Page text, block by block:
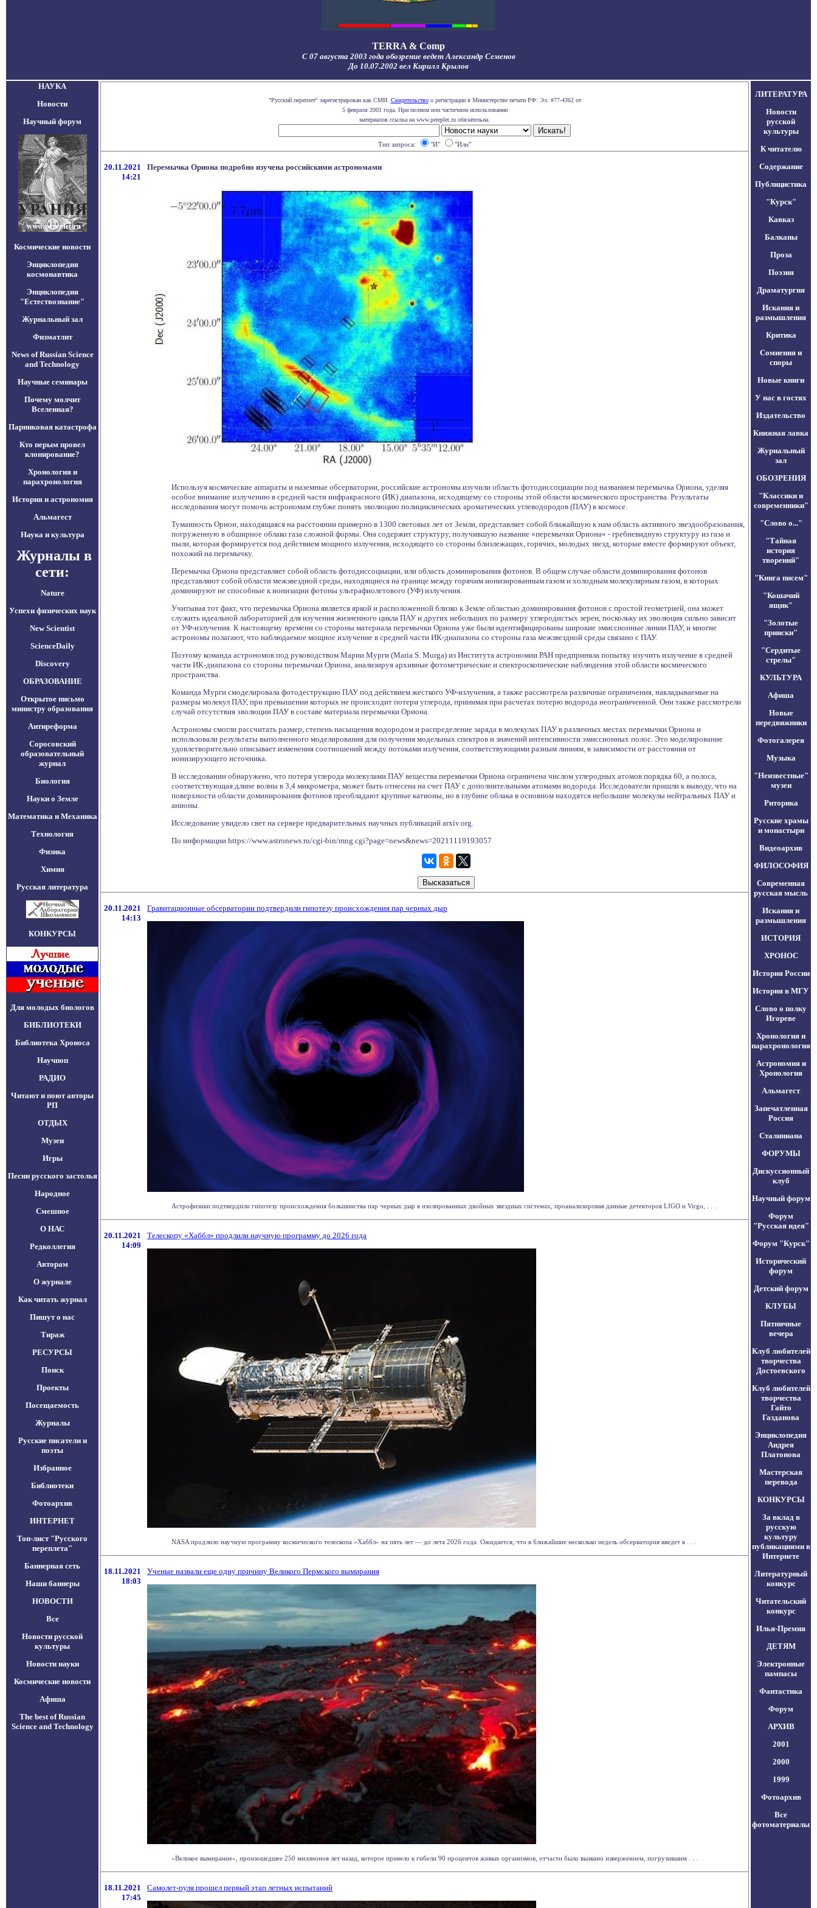
TERRA & Comp
С 07 августа 2003 года обозрение ведет Александр Семенов
До 10.07.2002 вел Кирилл Крылов
НАУКА
Новости
Научный форум
Космические новости
Энциклопедия
космонавтика
Энциклопедия
"Естествознание"
Журнальный зал
Физматлит
News of Russian Science
and Technology
Научные семинары
Почему молчит
Вселенная?
Парниковая катастрофа
Кто перым провел
клонирование?
Хронология и
парахронология
История и астрономия
Альмагест
Наука и культура
Журналы в
сети:
Nature
Успехи физических наук
New Scientist
ScienceDaily
Discovery
ОБРАЗОВАНИЕ
Открытое письмо
министру образования
Антиреформа
Соросовский
образовательный
журнал
Биология
Науки о Земле
Математика и Механика
Технология
Физика
Химия
Русская литература
КОНКУРСЫ
Для молодых биологов
БИБЛИОТЕКИ
Библиотека Хроноса
Научпоп
РАДИО
Читают и поют авторы
РП
ОТДЫХ
Музеи
Игры
Песни русского застолья
Народное
Смешное
О НАС
Редколлегия
Авторам
О журнале
Как читать журнал
Пишут о нас
Тираж
РЕСУРСЫ
Поиск
Проекты
Посещаемость
Журналы
Русские писатели и
поэты
Избранное
Библиотеки
Фотоархив
ИНТЕРНЕТ
Топ-лист "Русского
переплета"
Баннерная сеть
Наши баннеры
НОВОСТИ
Все
Новости русской
культуры
Новости науки
Космические новости
Афиша
The best of Russian
Science and Technology
"Русский переплет" зарегистрирован как СМИ. Свидетельствоо регистрации в Министерстве печати РФ: Эл. #77-4362 от
5 февраля 2001 года. При полном или частичном использовании
материалов ссылка на www.pereplet.ru обязательна.
Тип запроса: "И" "Или"
20.11.2021
14:21
Перемычка Ориона подробно изучена российскими астрономами
Используя космические аппараты и наземные обсерватории, российские астрономы изучили область фотодиссоциации под названием перемычка Ориона, уделяя
особое внимание излучению в средней части инфракрасного (ИК) диапазона, исходящему со стороны этой области космического пространства. Результаты
исследования могут помочь астрономам глубже понять эволюцию полициклических ароматических углеводородов (ПАУ) в космосе.
Туманность Орион, находящаяся на расстоянии примерно в 1300 световых лет от Земли, представляет собой ближайшую к нам область активного звездообразования,
погруженную в обширное облако газа сложной формы. Она содержит структуру, получившую название «перемычки Ориона» - гребневидную структуру из газа и
пыли, которая формируется под действием мощного излучения, исходящего со стороны близлежащих, горячих, молодых звезд, которые вместе формируют объект,
похожий на перемычку.
Перемычка Ориона представляет собой область фотодиссоциации, или область доминирования фотонов. В общем случае области доминирования фотонов
представляют собой области межзвездной среды, находящиеся на границе между горячим ионизированным газом и холодным молекулярным газом, в которых
доминируют не способные к ионизации фотоны ультрафиолетового (УФ) излучения.
Учитывая тот факт, что перемычка Ориона является яркой и расположенной близко к Земле областью доминирования фотонов с простой геометрией, она может
служить идеальной лабораторией для изучения жизненного цикла ПАУ и других небольших по размеру углеродистых зерен, поскольку их эволюция сильно зависит
от УФ-излучения. К настоящему времени со стороны материала перемычки Ориона уже были идентифицированы широкие эмиссионные линии ПАУ, и многие
астрономы полагают, что наблюдаемое мощное излучение в средней части ИК-диапазона со стороны газа межзвездной среды связано с ПАУ.
Поэтому команда астрономов под руководством Марии Мурги (Maria S. Murga) из Института астрономии РАН предприняла попытку изучить излучение в средней
части ИК-диапазона со стороны перемычки Ориона, анализируя архивные фотометрические и спектроскопические наблюдения этой области космического
пространства.
Команда Мурги смоделировала фотодеструкцию ПАУ под действием жесткого УФ-излучения, а также рассмотрела различные ограничения, накладываемые на
размеры молекул ПАУ, при превышении которых не происходит потери углерода, принимая при расчетах потерю водорода неограниченной. Они также рассмотрели
случай отсутствия эволюции ПАУ в составе материала перемычки Ориона.
Астрономы смогли рассчитать размер, степень насыщения водородом и распределение заряда в молекулах ПАУ в различных местах перемычки Ориона и
использовали результаты выполненного моделирования для получения модельных спектров и значений интенсивности эмиссионных полос. Это моделирование
удовлетворительно описывает изменения соотношений между потоками излучения, соответствующими разным линиям, в зависимости от расстояния от
ионизирующего источника.
В исследовании обнаружено, что потеря углерода молекулами ПАУ вещества перемычки Ориона ограничена числом углеродных атомов порядка 60, а полоса,
соответствующая длине волны в 3,4 микрометра, может быть отнесена на счет ПАУ с дополнительными атомами водорода. Исследователи пришли к выводу, что на
поверхности области доминирования фотонов преобладают крупные катионы, но в глубине облака в основном находятся небольшие молекулы нейтральных ПАУ и
анионы.
Исследование увидело свет на сервере предварительных научных публикаций arxiv.org.
По информации https://www.astronews.ru/cgi-bin/mng.cgi?page=news&news=20211119193057
20.11.2021
14:13
Гравитационные обсерватории подтвердили гипотезу происхождения пар черных дыр
Астрофизики подтвердили гипотезу происхождения большинства пар черных дыр в изолированных двойных звездных системах, проанализировав данные детекторов LIGO и Virgo, . . .
20.11.2021
14:09
Телескопу «Хаббл» продлили научную программу до 2026 года
NASA продлило научную программу космического телескопа «Хаббл» на пять лет — до лета 2026 года. Ожидается, что в ближайшие несколько недель обсерватория введет в . . .
18.11.2021
18:03
Ученые назвали еще одну причину Великого Пермского вымирания
«Великое вымирание», произошедшее 250 миллионов лет назад, которое привело к гибели 90 процентов живых организмов, отчасти было вызвано извержением, погрузившим . . .
18.11.2021
17:45
Самолет-пуля прошел первый этап летных испытаний
ЛИТЕРАТУРА
Новости
русской
культуры
К читателю
Содержание
Публицистика
"Курск"
Кавказ
Балканы
Проза
Поэзия
Драматургия
Искания и
размышления
Критика
Сомнения и
споры
Новые книги
У нас в гостях
Издательство
Книжная лавка
Журнальный
зал
ОБОЗРЕНИЯ
"Классики и
современники"
"Слово о..."
"Тайная
история
творений"
"Книга писем"
"Кошачий
ящик"
"Золотые
прииски"
"Сердитые
стрелы"
КУЛЬТУРА
Афиша
Новые
передвижники
Фотогалерея
Музыка
"Неизвестные"
музеи
Риторика
Русские храмы
и монастыри
Видеоархив
ФИЛОСОФИЯ
Современная
русская мысль
Искания и
размышления
ИСТОРИЯ
ХРОНОС
История России
История в МГУ
Слово о полку
Игореве
Хронология и
парахронология
Астрономия и
Хронология
Альмагест
Запечатленная
Россия
Сталиниана
ФОРУМЫ
Дискуссионный
клуб
Научный форум
Форум
"Русская идея"
Форум "Курск"
Исторический
форум
Детский форум
КЛУБЫ
Пятничные
вечера
Клуб любителей
творчества
Достоевского
Клуб любителей
творчества
Гайто
Газданова
Энциклопедия
Андрея
Платонова
Мастерская
перевода
КОНКУРСЫ
За вклад в
русскую
культуру
публикациями в
Интернете
Литературный
конкурс
Читательский
конкурс
Илья-Премия
ДЕТЯМ
Электронные
пампасы
Фантастика
Форум
АРХИВ
2001
2000
1999
Фотоархив
Все
фотоматериалы